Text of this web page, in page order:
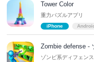
Tower Color
重力パズルアプリ
iPhone
Zombie defense -
ゾンビ系ディフェン